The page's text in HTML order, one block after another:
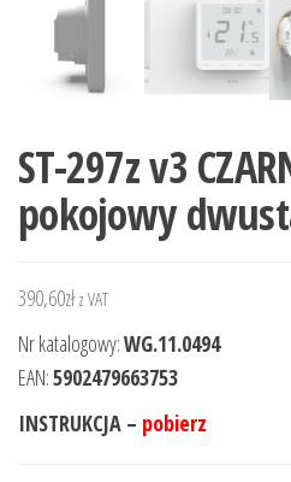
ST-297z v3
pokojowy
390,60zł z VAT
Nr katalogowy:WG.11.0494
EAN:5902479663753
INSTRUKCJA – pobierz